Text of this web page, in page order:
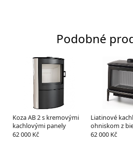
Podobné
Koza AB 2 s kremovými
kachlovými panely
62 000 Kč
Liatinové
ohniskom z
62 000 Kč